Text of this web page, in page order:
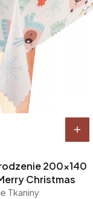
200x140
Christmas
Tkaniny